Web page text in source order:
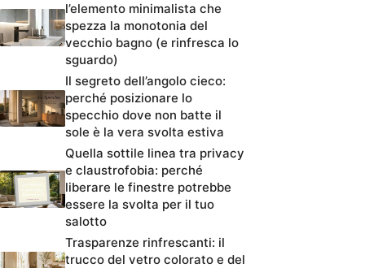
l’elemento minimalista che
spezza la monotonia del
vecchio bagno (e rinfresca lo
sguardo)
Il segreto dell’angolo cieco:
perché posizionare lo
specchio dove non batte il
sole è la vera svolta estiva
Quella sottile linea tra privacy
e claustrofobia: perché
liberare le finestre potrebbe
essere la svolta per il tuo
salotto
Trasparenze rinfrescanti: il
trucco del vetro colorato e del